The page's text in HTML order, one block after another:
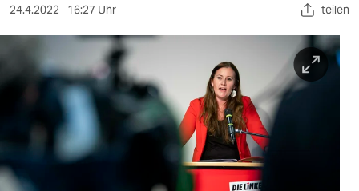
sport
nord
wahrheit
24.4.2022 16:27 Uhr teilen